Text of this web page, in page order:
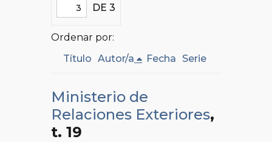
DE 3
Ordenar por:
Título Autor/a Fecha Serie
Ministerio de
Relaciones Exteriores,
t. 19